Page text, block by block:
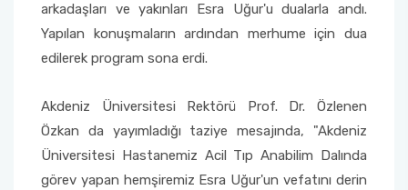
arkadaşları ve yakınları Esra Uğur'u dualarla andı.
Yapılan konuşmaların ardından merhume için dua
edilerek program sona erdi.
Akdeniz Üniversitesi Rektörü Prof. Dr. Özlenen
Özkan da yayımladığı taziye mesajında, "Akdeniz
Üniversitesi Hastanemiz Acil Tıp Anabilim Dalında
görev yapan hemşiremiz Esra Uğur'un vefatını derin
Su Ürünleri Fakültesi
Turizm Fakültesi
Uygulamalı Bilimler Fakültesi